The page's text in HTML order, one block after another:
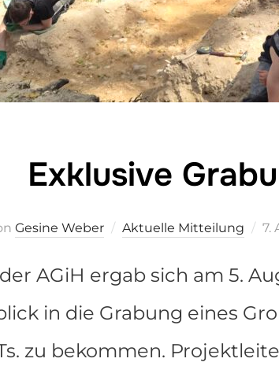
Exklusive
Gesine Weber Aktuelle Mitteilung 7.
AGiH ergab sich am 5.
in die Grabung eines
zu bekommen.